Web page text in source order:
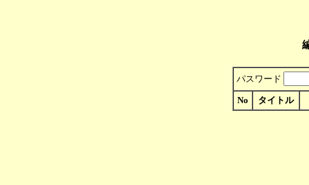
パスワード
No タイトル